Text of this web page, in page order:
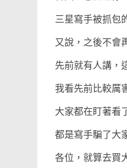
三星寫手被抓包
又說，之後不會
先前就有人講，
我看先前比較厲
大家都在盯著看
都是寫手騙了大
各位，就算去買